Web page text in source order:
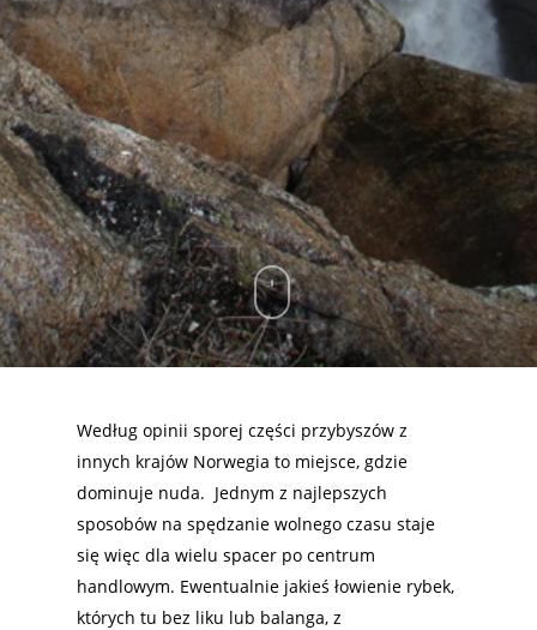
Według opinii sporej części przybyszów z
innych krajów Norwegia to miejsce, gdzie
dominuje nuda. Jednym z najlepszych
sposobów na spędzanie wolnego czasu staje
się więc dla wielu spacer po centrum
handlowym. Ewentualnie jakieś łowienie rybek,
których tu bez liku lub balanga, z